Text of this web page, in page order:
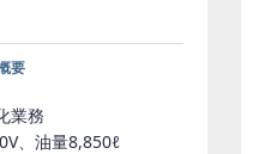
要
業務
、油量8,850ℓ